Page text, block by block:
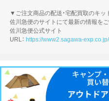
▼ご注文商品の配送・宅配買取のキ
佐川急便のサイトにて最新の情報をご
佐川急便公式サイト
URL： https://www2.sagawa-